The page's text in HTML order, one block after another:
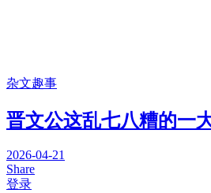
杂文趣事
晋文公这乱七八糟的一
2026-04-21
Share
登录